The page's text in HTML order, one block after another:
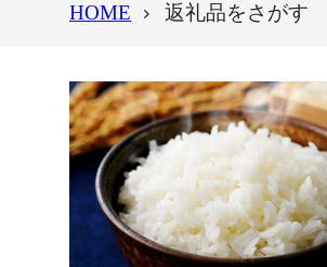
HOME 返礼品をさがす